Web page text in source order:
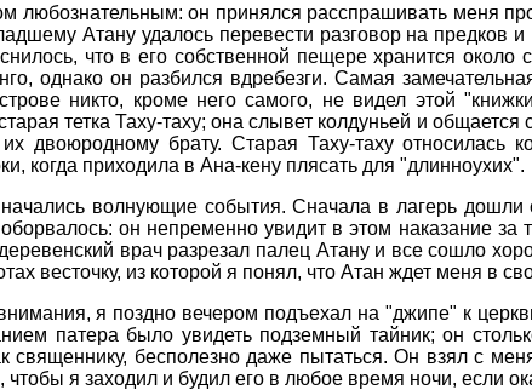
любознательным: он принялся расспрашивать меня
Атану удалось перевести разговор на
что в его собственной пещере хранится около
однако он разбился вдребезги. Самая
никто, кроме него самого, не видел этой
тетка Таху-таху; она слывет колдуньей и
двоюродному брату. Старая Таху-таху
когда приходила в Ана-кену плясать для "длинноухих".
волнующие события. Сначала в лагерь
он непременно увидит в этом наказание
врач разрезал палец Атану и все сошло
весточку, из которой я понял, что Атан ждет меня в
я поздно вечером подъехал на "джипе" к
патера было увидеть подземный тайник; он
священнику, бесполезно даже пытаться. Он взял с
я заходил и будил его в любое время ночи, если